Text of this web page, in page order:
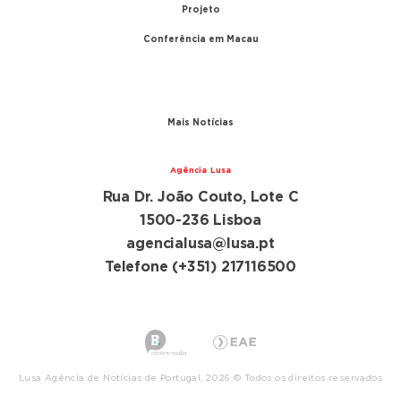
Projeto
Conferência em Macau
Mais Notícias
Agência Lusa
Rua Dr. João Couto, Lote C
1500-236 Lisboa
agencialusa@lusa.pt
Telefone (+351) 217116500
Lusa Agência de Notícias de Portugal, 2026 © Todos os direitos reservados